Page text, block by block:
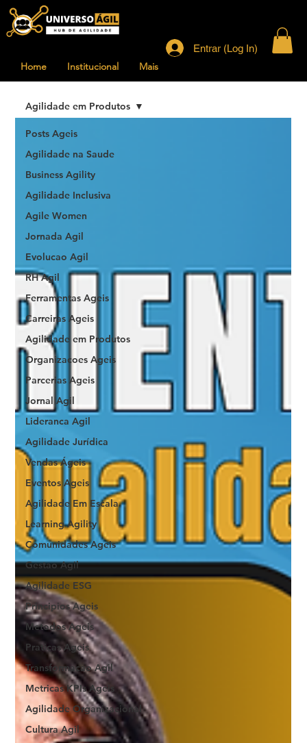
Home Institucional Mais
Entrar (Log In)
Posts Ageis
Agilidade na Saude
Business Agility
Agilidade Inclusiva
Agile Women
Jornada Agil
Evolucao Agil
RH Agil
Ferramentas Ageis
Carreiras Ageis
Agilidade em Produtos
Organizacoes Ageis
Parcerias Ageis
Jornal Agil
Lideranca Agil
Agilidade Jurídica
Vendas Ágeis
Eventos Ageis
Agilidade Em Escala
Learning Agility
Comunidades Ageis
Gestao Agil
Agilidade ESG
Principios Ageis
Metodos Ageis
Praticas Ageis
Transformacao Agil
Metricas KPIs Ageis
Agilidade Organizacional
Cultura Agil
Agilidade em Produtos